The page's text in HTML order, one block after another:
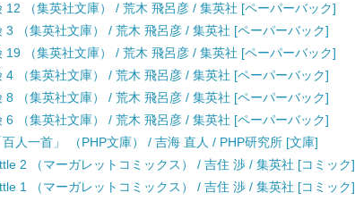
12 （集英社文庫） / 荒木 飛呂彦 / 集英社 [ペーパーバック]
3 （集英社文庫） / 荒木 飛呂彦 / 集英社 [ペーパーバック]
19 （集英社文庫） / 荒木 飛呂彦 / 集英社 [ペーパーバック]
4 （集英社文庫） / 荒木 飛呂彦 / 集英社 [ペーパーバック]
8 （集英社文庫） / 荒木 飛呂彦 / 集英社 [ペーパーバック]
6 （集英社文庫） / 荒木 飛呂彦 / 集英社 [ペーパーバック]
人一首」 （PHP文庫） / 吉海 直人 / PHP研究所 [文庫]
2 （マーガレットコミックス） / 吉住 渉 / 集英社 [コミック]
1 （マーガレットコミックス） / 吉住 渉 / 集英社 [コミック]